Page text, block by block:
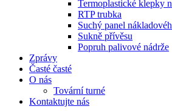
Termoplastické klepky
RTP trubka
Suchý panel
Sukně přívěsu
Popruh palivové nádrže
Zprávy
Časté časté
O nás
Tovární turné
Kontaktujte nás